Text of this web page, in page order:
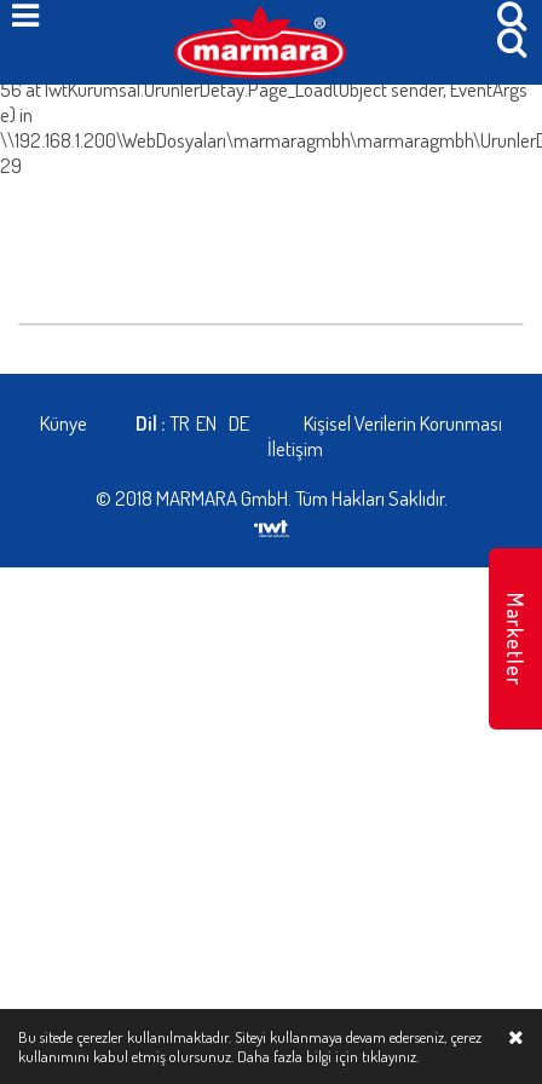
System.Web.HttpException (0x80004005): Böyle bir içerik yok. at
IwtKurumsal.UrunlerDetay.IcerikleriGetir() in
56 at IwtKurumsal.UrunlerDetay.Page_Load(Object sender, EventArgs
e) in
29
Künye Dil :TR EN DE
Kişisel Verilerin Korunması
İletişim
© 2018 MARMARA GmbH. Tüm Hakları Saklıdır.
Bu sitede çerezler kullanılmaktadır. Siteyi kullanmaya devam ederseniz, çerez
kullanımını kabul etmiş olursunuz. Daha fazla bilgi için tıklayınız.
Marketler